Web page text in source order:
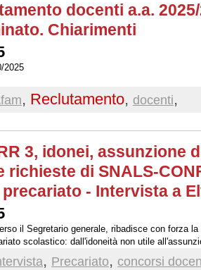
docenti a.a.
Chiarimenti
2025
, Reclutamento, docenti,
3, idonei, assunzione
richieste di SNALS-
- Intervista a
il Segretario generale, ribadisce con forza
scolastico: dall'idoneità non utile
Serafini su ScuolaInforma
, Precariato, concorsi